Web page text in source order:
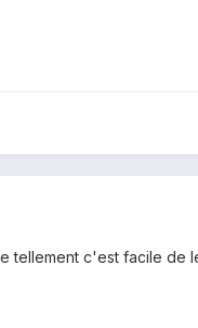
c'est facile de